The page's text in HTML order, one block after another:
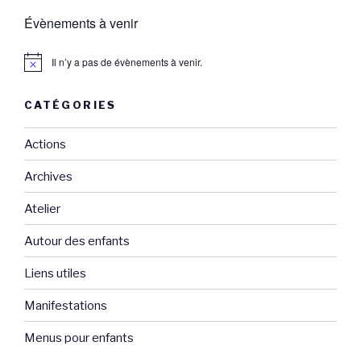
Évènements à venir
Il n’y a pas de évènements à venir.
CATÉGORIES
Actions
Archives
Atelier
Autour des enfants
Liens utiles
Manifestations
Menus pour enfants